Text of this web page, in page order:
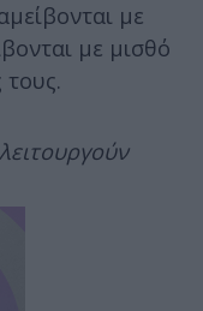
με
με μισθό
τους.